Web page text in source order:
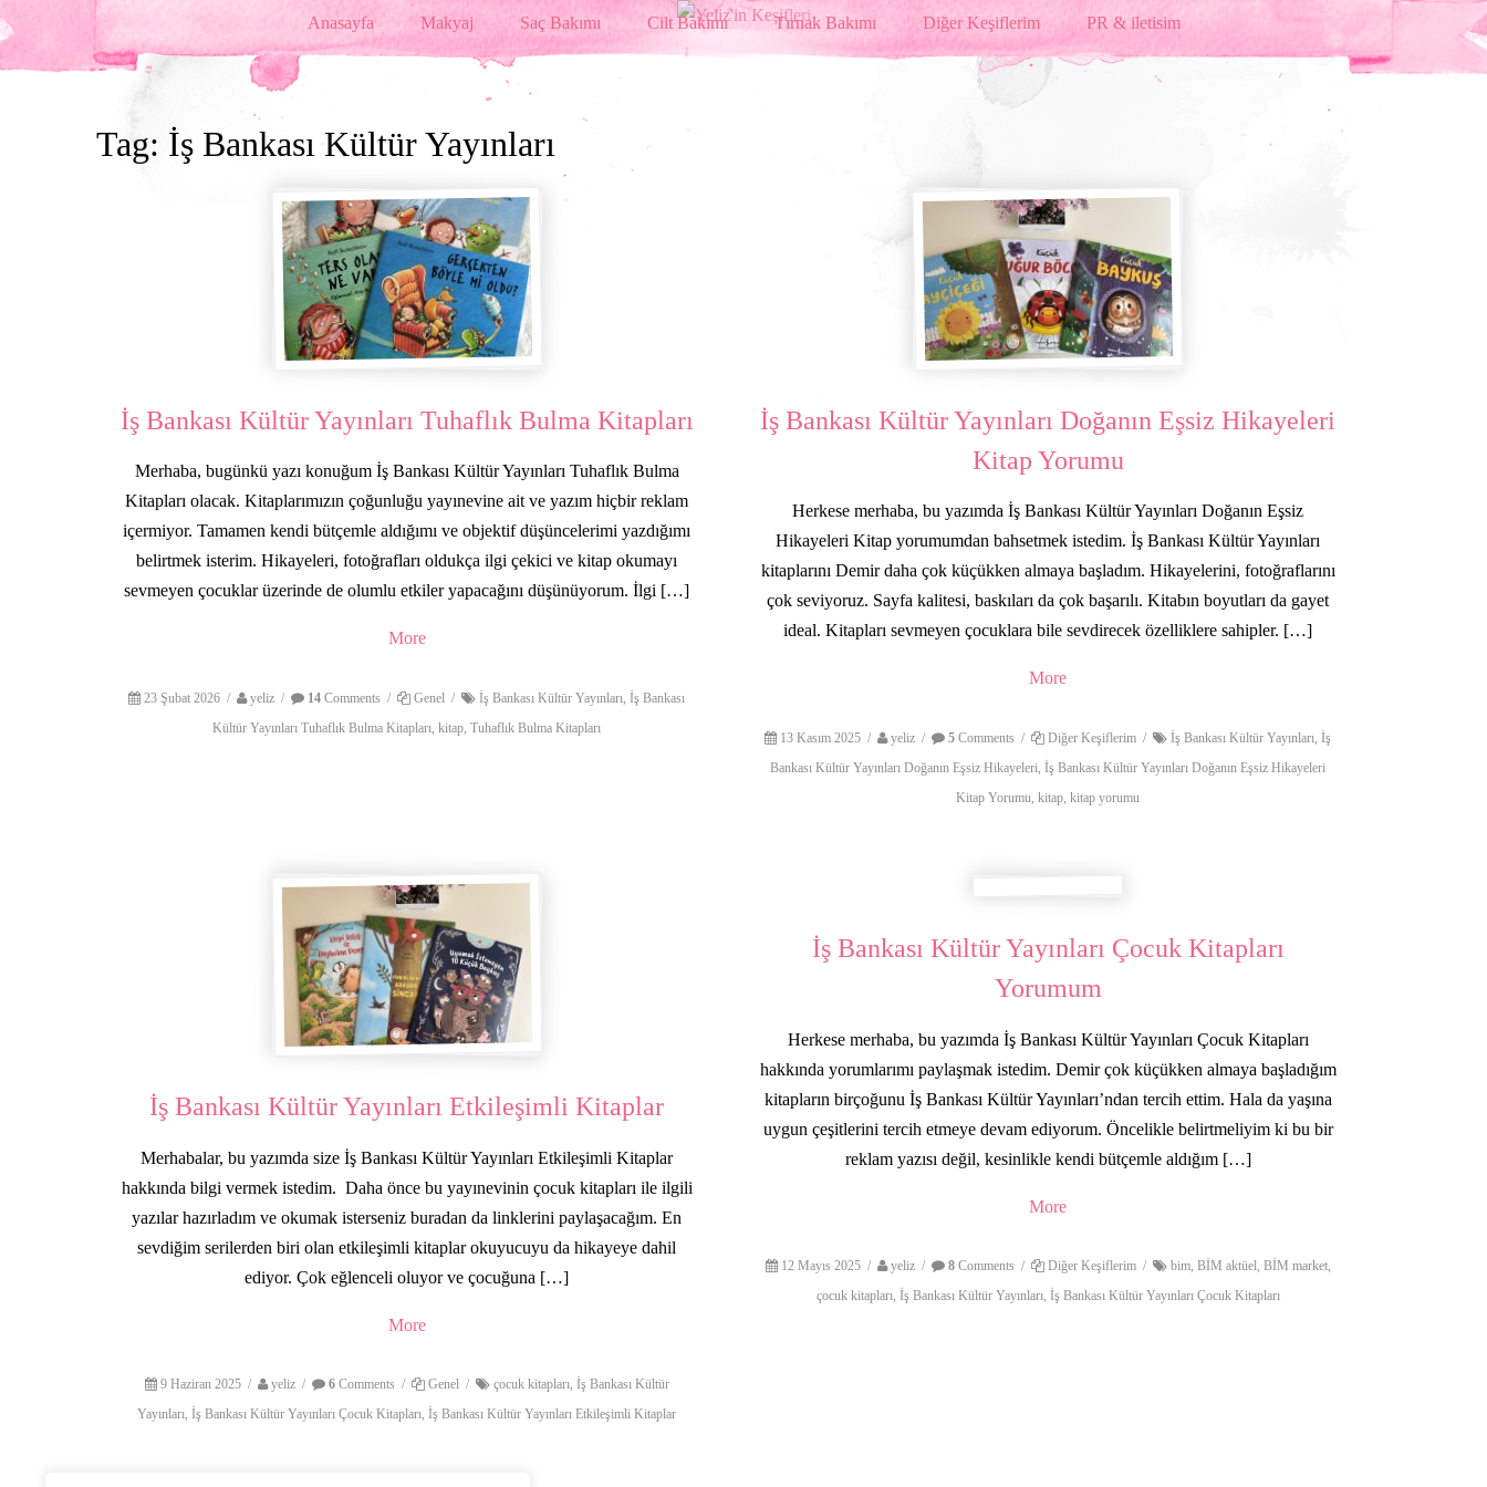
Anasayfa Makyaj Saç Bakımı Cilt Bakımı Tırnak Bakımı Diğer Keşiflerim PR & iletisim
Tag: İş Bankası Kültür Yayınları
İş Bankası Kültür Yayınları Tuhaflık Bulma Kitapları
Merhaba, bugünkü yazı konuğum İş Bankası Kültür Yayınları Tuhaflık Bulma
Kitapları olacak. Kitaplarımızın çoğunluğu yayınevine ait ve yazım hiçbir reklam
içermiyor. Tamamen kendi bütçemle aldığımı ve objektif düşüncelerimi yazdığımı
belirtmek isterim. Hikayeleri, fotoğrafları oldukça ilgi çekici ve kitap okumayı
sevmeyen çocuklar üzerinde de olumlu etkiler yapacağını düşünüyorum. İlgi […]
More
23 Şubat 2026 / yeliz / 14 Comments / Genel / İş Bankası Kültür Yayınları ,İş Bankası
Kültür Yayınları Tuhaflık Bulma Kitapları ,kitap ,Tuhaflık Bulma Kitapları
İş Bankası Kültür Yayınları Doğanın Eşsiz Hikayeleri
Kitap Yorumu
Herkese merhaba, bu yazımda İş Bankası Kültür Yayınları Doğanın Eşsiz
Hikayeleri Kitap yorumumdan bahsetmek istedim. İş Bankası Kültür Yayınları
kitaplarını Demir daha çok küçükken almaya başladım. Hikayelerini, fotoğraflarını
çok seviyoruz. Sayfa kalitesi, baskıları da çok başarılı. Kitabın boyutları da gayet
ideal. Kitapları sevmeyen çocuklara bile sevdirecek özelliklere sahipler. […]
More
13 Kasım 2025 / yeliz / 5 Comments / Diğer Keşiflerim / İş Bankası Kültür Yayınları ,İş
Bankası Kültür Yayınları Doğanın Eşsiz Hikayeleri ,İş Bankası Kültür Yayınları Doğanın Eşsiz Hikayeleri
Kitap Yorumu ,kitap ,kitap yorumu
İş Bankası Kültür Yayınları Etkileşimli Kitaplar
Merhabalar, bu yazımda size İş Bankası Kültür Yayınları Etkileşimli Kitaplar
hakkında bilgi vermek istedim. Daha önce bu yayınevinin çocuk kitapları ile ilgili
yazılar hazırladım ve okumak isterseniz buradan da linklerini paylaşacağım. En
sevdiğim serilerden biri olan etkileşimli kitaplar okuyucuyu da hikayeye dahil
ediyor. Çok eğlenceli oluyor ve çocuğuna […]
More
9 Haziran 2025 / yeliz / 6Comments / Genel / çocuk kitapları, İş Bankası Kültür
Yayınları,İş Bankası Kültür Yayınları Çocuk Kitapları,İş Bankası Kültür Yayınları Etkileşimli Kitaplar
İş Bankası Kültür Yayınları Çocuk Kitapları
Yorumum
Herkese merhaba, bu yazımda İş Bankası Kültür Yayınları Çocuk Kitapları
hakkında yorumlarımı paylaşmak istedim. Demir çok küçükken almaya başladığım
kitapların birçoğunu İş Bankası Kültür Yayınları’ndan tercih ettim. Hala da yaşına
uygun çeşitlerini tercih etmeye devam ediyorum. Öncelikle belirtmeliyim ki bu bir
reklam yazısı değil, kesinlikle kendi bütçemle aldığım […]
More
12 Mayıs 2025 / yeliz / 8Comments / Diğer Keşiflerim / bim, BİM aktüel, BİM market,
çocuk kitapları, İş Bankası Kültür Yayınları, İş Bankası Kültür Yayınları Çocuk Kitapları